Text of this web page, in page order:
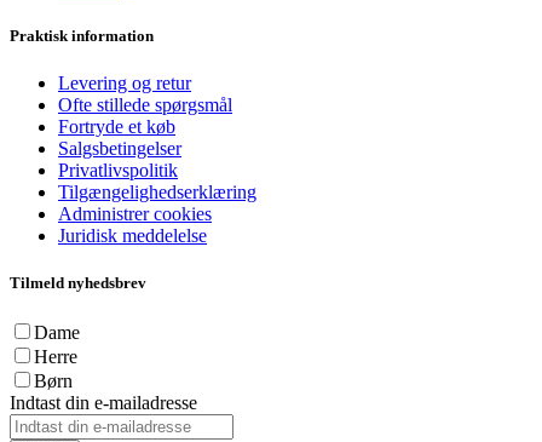
Praktisk information
Levering og retur
Ofte stillede spørgsmål
Fortryde et køb
Salgsbetingelser
Privatlivspolitik
Tilgængelighedserklæring
Administrer cookies
Juridisk meddelelse
Tilmeld nyhedsbrev
Dame
Herre
Børn
Indtast din e-mailadresse